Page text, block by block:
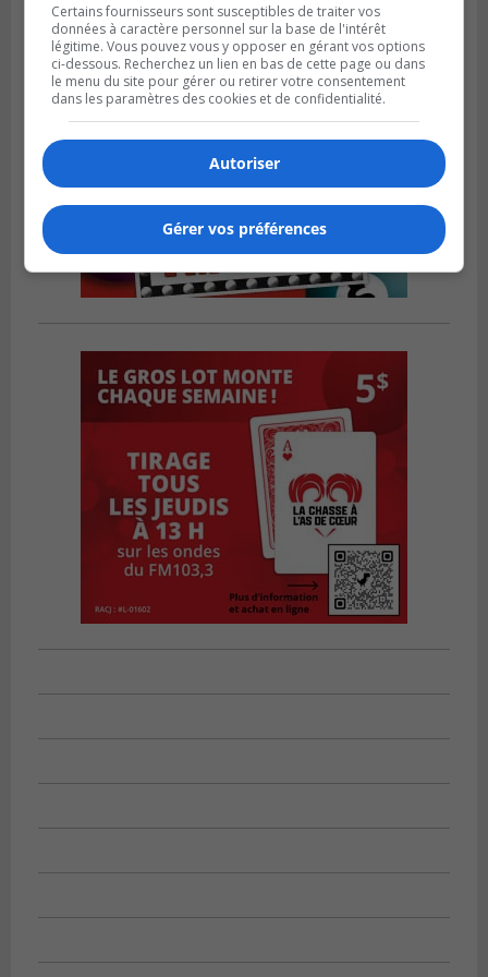
Certains fournisseurs sont susceptibles de traiter vos
données à caractère personnel sur la base de l'intérêt
légitime. Vous pouvez vous y opposer en gérant vos options
ci-dessous. Recherchez un lien en bas de cette page ou dans
le menu du site pour gérer ou retirer votre consentement
dans les paramètres des cookies et de confidentialité.
Autoriser
Gérer vos préférences